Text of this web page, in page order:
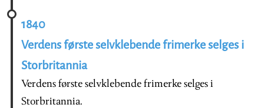
1840
Verdens første selvklebende frimerke selges i
Storbritannia
Verdens første selvklebende frimerke selges i
Storbritannia.